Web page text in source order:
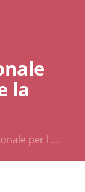
la
per l …